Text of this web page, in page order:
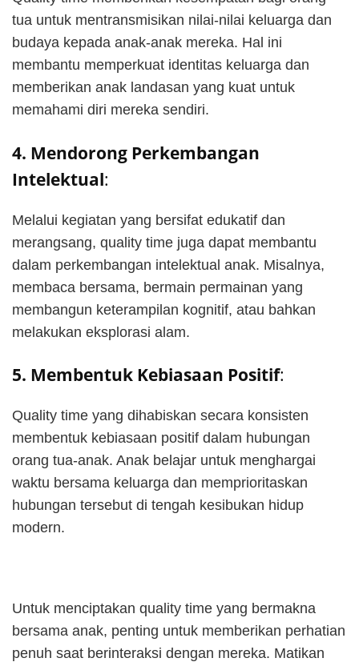
tua untuk mentransmisikan nilai-nilai keluarga dan
budaya kepada anak-anak mereka. Hal ini
membantu memperkuat identitas keluarga dan
memberikan anak landasan yang kuat untuk
memahami diri mereka sendiri.
4. Mendorong Perkembangan
Intelektual:
Melalui kegiatan yang bersifat edukatif dan
merangsang, quality time juga dapat membantu
dalam perkembangan intelektual anak. Misalnya,
membaca bersama, bermain permainan yang
membangun keterampilan kognitif, atau bahkan
melakukan eksplorasi alam.
5. Membentuk Kebiasaan Positif:
Quality time yang dihabiskan secara konsisten
membentuk kebiasaan positif dalam hubungan
orang tua-anak. Anak belajar untuk menghargai
waktu bersama keluarga dan memprioritaskan
hubungan tersebut di tengah kesibukan hidup
modern.
Untuk menciptakan quality time yang bermakna
bersama anak, penting untuk memberikan perhatian
penuh saat berinteraksi dengan mereka. Matikan